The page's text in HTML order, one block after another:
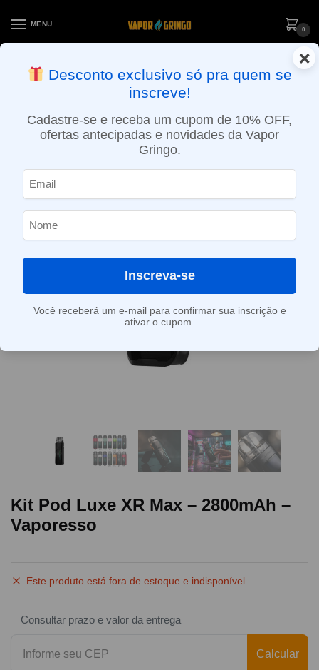
MENU
0
ENTREGA NO MESMO DIA EM SÃO PAULO (SEG A SEX): PEDIDOS
APROVADOS ATÉ 15:30 VIA MOTOBOY
Kit Pod Luxe XR Max – 2800mAh –
Vaporesso
Este produto está fora de estoque e indisponível.
Consultar prazo e valor da entrega
Calcular
×
Desconto exclusivo só pra quem se
inscreve!
Cadastre-se e receba um cupom de 10% OFF,
ofertas antecipadas e novidades da Vapor
Gringo.
Inscreva-se
Você receberá um e-mail para confirmar sua inscrição e
ativar o cupom.